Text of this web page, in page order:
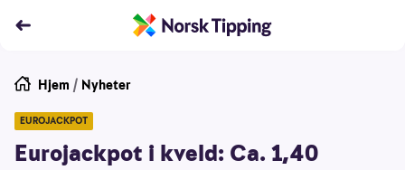
Hjem / Nyheter
EUROJACKPOT
Eurojackpot i kveld: Ca. 1,40